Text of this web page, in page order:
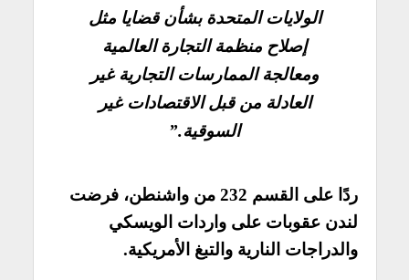
الولايات المتحدة بشأن قضايا مثل
إصلاح منظمة التجارة العالمية
ومعالجة الممارسات التجارية غير
العادلة من قبل الاقتصادات غير
السوقية.”
ردًا على القسم 232 من واشنطن، فرضت
لندن عقوبات على واردات الويسكي
والدراجات النارية والتبغ الأمريكية.